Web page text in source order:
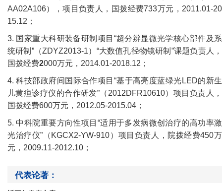
AA02A106），项目负责人，国拨经费733万元， 2011.01-20
15.12 ；
3. 国家重大科研装备研制项目“超分辨显微光学核心部件及系
统研制”（ZDYZ2013-1）“大数值孔径物镜研制”课题负责人，
国拨经费2000万元， 2014.01-2018.12 ；
4.科技部政府间国际合作项目“基于高亮度蓝绿光 LED的新生
儿黄疸诊疗仪的合作研发”（ 2012DFR10610）项目负责人，
国拨经费600万元， 2012.05-2015.04 ；
5. 中科院重要方向性项目“适用于多发病微创治疗的高功率激
光治疗仪”（ KGCX2-YW-910）项目负责人，院拨经费450万
元， 2009.11-2012.10 ；
代表论著：